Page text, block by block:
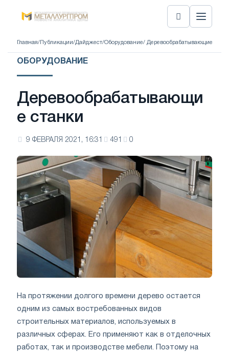
Главная/ Публикации/Дайджест/Оборудование/ Деревообрабатывающие
ОБОРУДОВАНИЕ
Деревообрабатывающи
е станки
9 ФЕВРАЛЯ 2021, 16:31 491 0
На протяжении долгого времени дерево остается
одним из самых востребованных видов
строительных материалов, используемых в
различных сферах. Его применяют как в отделочных
работах, так и производстве мебели. Поэтому на